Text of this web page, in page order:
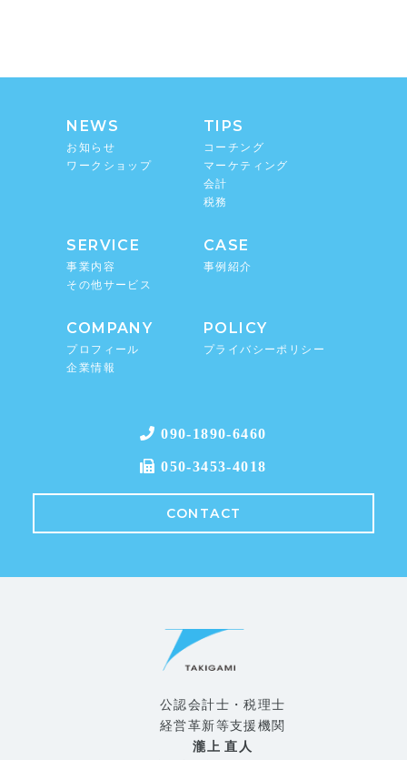
NEWS
お知らせ
ワークショップ
TIPS
コーチング
マーケティング
会計
税務
SERVICE
事業内容
その他サービス
CASE
事例紹介
COMPANY
プロフィール
企業情報
POLICY
プライバシーポリシー
090-1890-6460
050-3453-4018
CONTACT
公認会計士・税理士
経営革新等支援機関
瀧上 直人